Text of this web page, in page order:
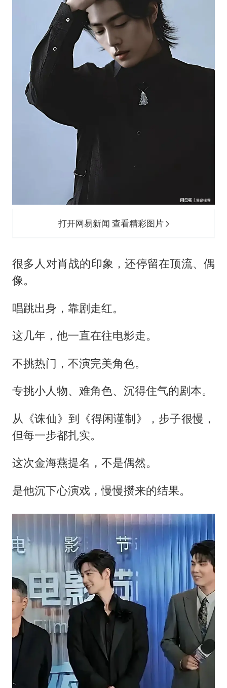
打开网易新闻 查看精彩图片
很多人对肖战的印象，还停留在顶流、偶
像。
唱跳出身，靠剧走红。
这几年，他一直在往电影走。
不挑热门，不演完美角色。
专挑小人物、难角色、沉得住气的剧本。
从《诛仙》到《得闲谨制》，步子很慢，
但每一步都扎实。
这次金海燕提名，不是偶然。
是他沉下心演戏，慢慢攒来的结果。